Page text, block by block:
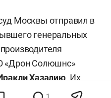
Москвы отправил в
генеральных
«Дрон Солюшнс»
Хазалию. Их
в особо крупном